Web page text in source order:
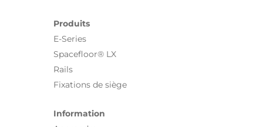
Produits
E-Series
Spacefloor® LX
Rails
Fixations de siège
Information